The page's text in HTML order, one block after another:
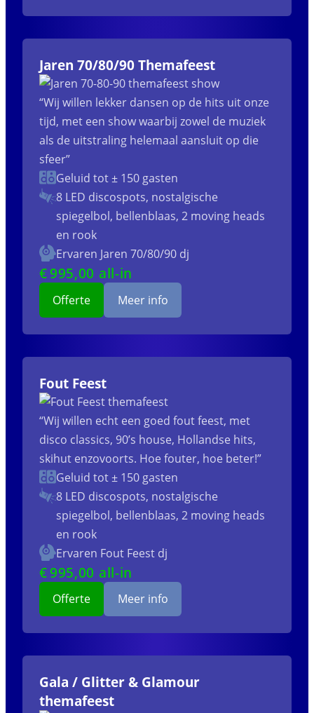
Jaren 70/80/90 Themafeest
“Wij willen lekker dansen op de hits uit onze
tijd, met een show waarbij zowel de muziek
als de uitstraling helemaal aansluit op die
sfeer”
Geluid tot ± 150 gasten
8 LED discospots, nostalgische
spiegelbol, bellenblaas, 2 moving heads
en rook
Ervaren Jaren 70/80/90 dj
€995,00 all-in
Offerte Meer info
Fout Feest
“Wij willen echt een goed fout feest, met
disco classics, 90’s house, Hollandse hits,
skihut enzovoorts. Hoe fouter, hoe beter!”
Geluid tot ± 150 gasten
8 LED discospots, nostalgische
spiegelbol, bellenblaas, 2 moving heads
en rook
Ervaren Fout Feest dj
€995,00 all-in
Offerte Meer info
Gala / Glitter & Glamour
themafeest